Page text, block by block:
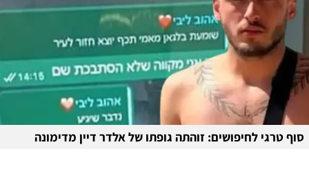
סוף טרגי לחיפושים: זוהתה גופתו של אלדר דיין מדימונה